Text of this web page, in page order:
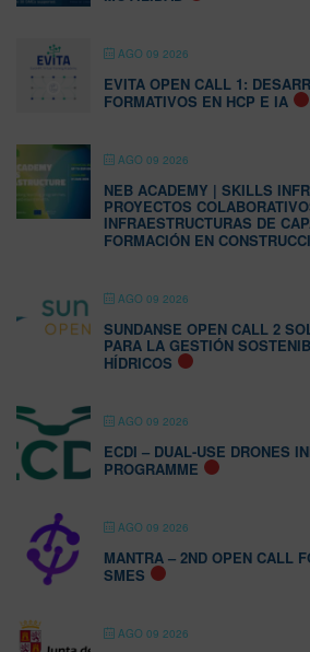
AGO 09 2026
EVITA OPEN CALL 1:
FORMATIVOS EN HCP E IA
AGO 09 2026
NEB ACADEMY | SKILLS
PROYECTOS
INFRAESTRUCTURAS DE
FORMACIÓN EN
AGO 09 2026
SUNDANSE OPEN CALL 2
PARA LA GESTIÓN
HÍDRICOS
AGO 09 2026
ECDI – DUAL-USE DRONES
PROGRAMME
AGO 09 2026
MANTRA – 2ND OPEN CALL
SMES
AGO 09 2026